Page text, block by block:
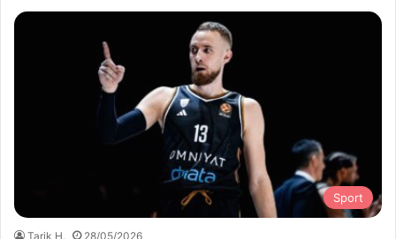
Sport
Tarik H. 28/05/2026